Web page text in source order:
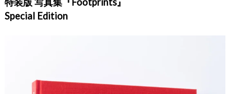
Special Edition